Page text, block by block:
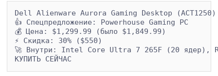
Dell Alienware Aurora Gaming Desktop (ACT1250)
👍 Спецпредложение: Powerhouse Gaming PC
💰 Цена: $1,299.99 (было $1,849.99)
⚡ Скидка: 30% ($550)
🚀 Внутри: Intel Core Ultra 7 265F (20 ядер),